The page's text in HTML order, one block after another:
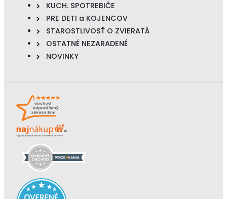
KUCH. SPOTREBIČE
PRE DETI a KOJENCOV
STAROSTLIVOSŤ O ZVIERATÁ
OSTATNÉ NEZARADENÉ
NOVINKY